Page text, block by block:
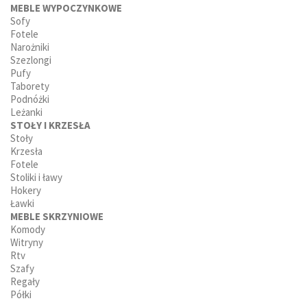
MEBLE WYPOCZYNKOWE
Sofy
Fotele
Narożniki
Szezlongi
Pufy
Taborety
Podnóżki
Leżanki
STOŁY I KRZESŁA
Stoły
Krzesła
Fotele
Stoliki i ławy
Hokery
Ławki
MEBLE SKRZYNIOWE
Komody
Witryny
Rtv
Szafy
Regały
Półki